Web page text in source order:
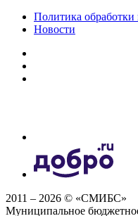
Политика
Новости
2011 – 2026 © «СМИБС»
Муниципальное